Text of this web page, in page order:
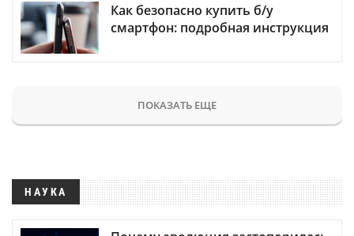
Как безопасно купить б/у
смартфон: подробная инструкция
ПОКАЗАТЬ ЕЩЕ
НАУКА